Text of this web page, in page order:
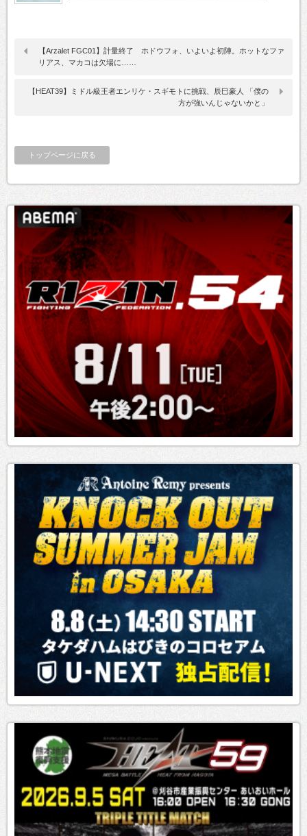
【Arzalet FGC01】計量終了 ホドウフォ、いよいよ初陣。ホットなファ
リアス、マカコは欠場に……
【HEAT39】ミドル級王者エンリケ・スギモトに挑戦、辰巳豪人 「僕の
方が強いんじゃないかと」
トップページに戻る